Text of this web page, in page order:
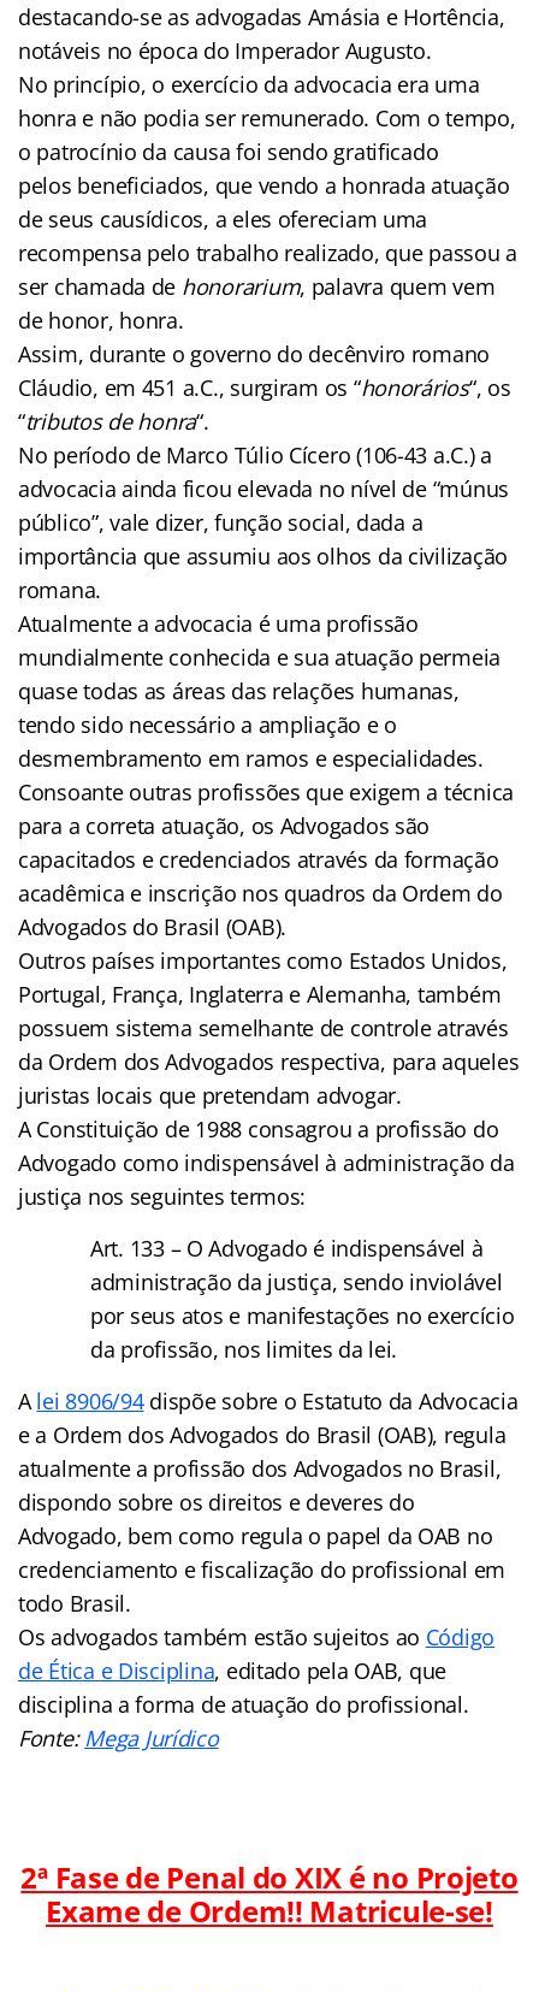
destacando-se as advogadas Amásia e Hortência,
notáveis no época do Imperador Augusto.
No princípio, o exercício da advocacia era uma
honra e não podia ser remunerado. Com o tempo,
o patrocínio da causa foi sendo gratificado
pelos beneficiados, que vendo a honrada atuação
de seus causídicos, a eles ofereciam uma
recompensa pelo trabalho realizado, que passou a
ser chamada de honorarium, palavra quem vem
de honor, honra.
Assim, durante o governo do decênviro romano
Cláudio, em 451 a.C., surgiram os “honorários“, os
“tributos de honra“.
No período de Marco Túlio Cícero (106-43 a.C.) a
advocacia ainda ficou elevada no nível de “múnus
público”, vale dizer, função social, dada a
importância que assumiu aos olhos da civilização
romana.
Atualmente a advocacia é uma profissão
mundialmente conhecida e sua atuação permeia
quase todas as áreas das relações humanas,
tendo sido necessário a ampliação e o
desmembramento em ramos e especialidades.
Consoante outras profissões que exigem a técnica
para a correta atuação, os Advogados são
capacitados e credenciados através da formação
acadêmica e inscrição nos quadros da Ordem do
Advogados do Brasil (OAB).
Outros países importantes como Estados Unidos,
Portugal, França, Inglaterra e Alemanha, também
possuem sistema semelhante de controle através
da Ordem dos Advogados respectiva, para aqueles
juristas locais que pretendam advogar.
A Constituição de 1988 consagrou a profissão do
Advogado como indispensável à administração da
justiça nos seguintes termos:
Art. 133 – O Advogado é indispensável à
administração da justiça, sendo inviolável
por seus atos e manifestações no exercício
da profissão, nos limites da lei.
Alei 8906/94dispõe sobre o Estatuto da Advocacia
e a Ordem dos Advogados do Brasil (OAB), regula
atualmente a profissão dos Advogados no Brasil,
dispondo sobre os direitos e deveres do
Advogado, bem como regula o papel da OAB no
credenciamento e fiscalização do profissional em
todo Brasil.
Os advogados também estão sujeitos ao Código
de Ética e Disciplina, editado pela OAB, que
disciplina a forma de atuação do profissional.
Fonte:Mega Jurídico
2ª Fase de Penal do XIX é no Projeto
Exame de Ordem!! Matricule-se!